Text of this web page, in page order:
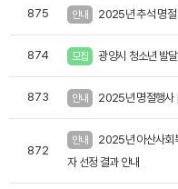
875 안내 2025년 추석 명절
874 모집 광양시 청소년 발
873 안내 2025년 명절행사
872
안내
2025년 아산사회
자 선정 결과 안내